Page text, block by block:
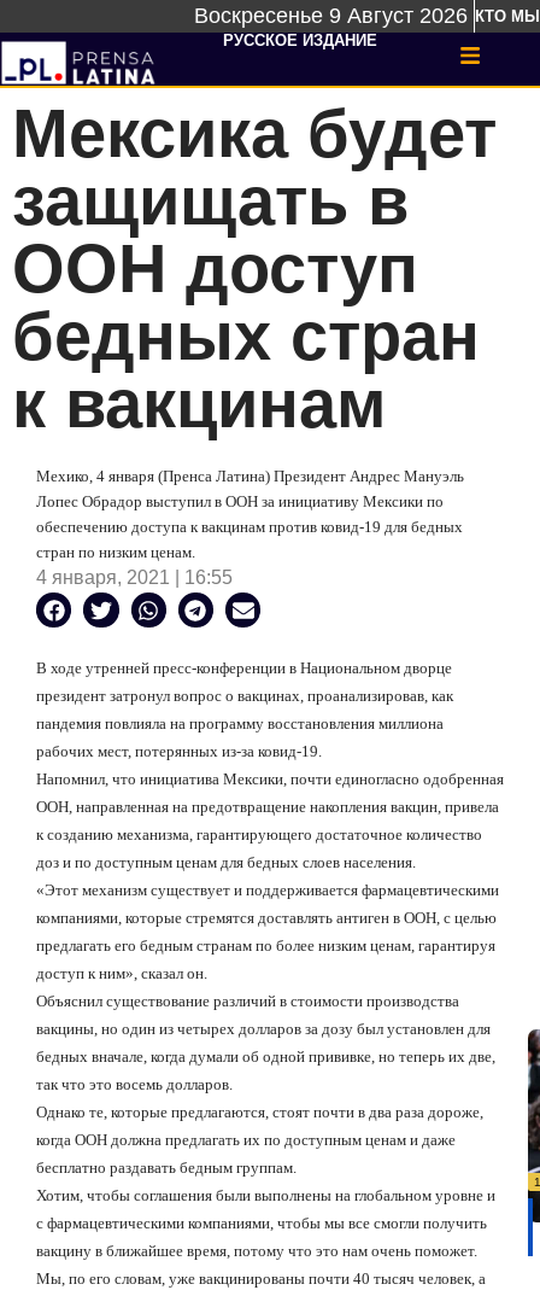
Воскресенье 9 Август 2026 КТО МЫ
РУССКОЕ ИЗДАНИЕ
Мексика будет
защищать в
ООН доступ
бедных стран
к вакцинам
Мехико, 4 января (Пренса Латина) Президент Андрес Мануэль
Лопес Обрадор выступил в ООН за инициативу Мексики по
обеспечению доступа к вакцинам против ковид-19 для бедных
стран по низким ценам.
4 января, 2021 | 16:55
В ходе утренней пресс-конференции в Национальном дворце
президент затронул вопрос о вакцинах, проанализировав, как
пандемия повлияла на программу восстановления миллиона
рабочих мест, потерянных из-за ковид-19.
Напомнил, что инициатива Мексики, почти единогласно одобренная
ООН, направленная на предотвращение накопления вакцин, привела
к созданию механизма, гарантирующего достаточное количество
доз и по доступным ценам для бедных слоев населения.
«Этот механизм существует и поддерживается фармацевтическими
компаниями, которые стремятся доставлять антиген в ООН, с целью
предлагать его бедным странам по более низким ценам, гарантируя
доступ к ним», сказал он.
Объяснил существование различий в стоимости производства
вакцины, но один из четырех долларов за дозу был установлен для
бедных вначале, когда думали об одной прививке, но теперь их две,
так что это восемь долларов.
Однако те, которые предлагаются, стоят почти в два раза дороже,
когда ООН должна предлагать их по доступным ценам и даже
бесплатно раздавать бедным группам.
Хотим, чтобы соглашения были выполнены на глобальном уровне и
с фармацевтическими компаниями, чтобы мы все смогли получить
вакцину в ближайшее время, потому что это нам очень поможет.
Мы, по его словам, уже вакцинированы почти 40 тысяч человек, а